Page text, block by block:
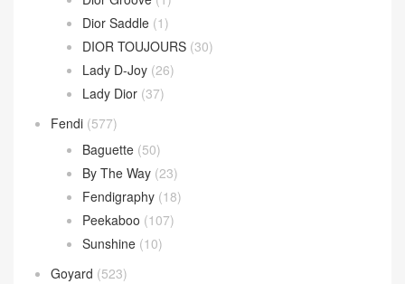
Chanel(669)
Dior
(508)
30 Montaigne(9)
Dior Bobby(4)
Dior Book Tote
Dior Caro (15)
Dior Groove
(1)
Dior Saddle
(1)
DIOR TOUJOURS
Lady D-Joy(26)